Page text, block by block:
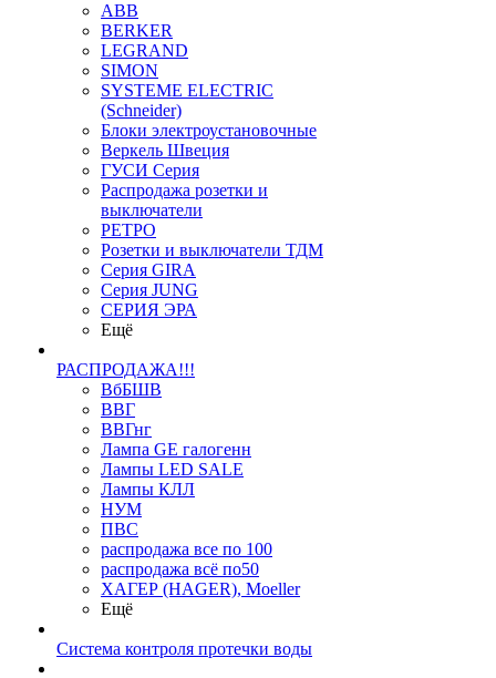
ABB
BERKER
LEGRAND
SIMON
SYSTEME ELECTRIC
(Schneider)
Блоки электроустановочные
Веркель Швеция
ГУСИ Серия
Распродажа розетки и
выключатели
РЕТРО
Розетки и выключатели ТДМ
Серия GIRA
Серия JUNG
СЕРИЯ ЭРА
Ещё
РАСПРОДАЖА!!!
ВбБШВ
ВВГ
ВВГнг
Лампа GE галогенн
Лампы LED SALE
Лампы КЛЛ
НУМ
ПВС
распродажа все по 100
распродажа всё по50
ХАГЕР (HAGER), Moeller
Ещё
Система контроля протечки воды